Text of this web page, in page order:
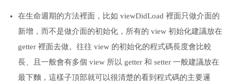
在生命週期的方法裡面，比如 viewDidLoad 裡面只做介面的
新增，而不是做介面的初始化，所有的 view 初始化建議放在
getter 裡面去做。往往 view 的初始化的程式碼長度會比較
長、且一般會有多個 view 所以 getter 和 setter 一般建議放在
最下麵，這樣子頂部就可以很清楚的看到程式碼的主要邏